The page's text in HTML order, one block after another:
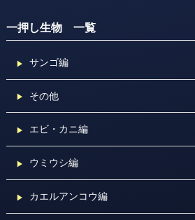
一押し生物 一覧
サンゴ編
その他
エビ・カニ編
ウミウシ編
カエルアンコウ編